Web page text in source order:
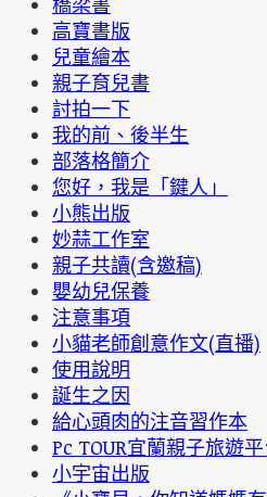
高寶書版
兒童繪本
親子育兒書
討拍一下
我的前、後半生
部落格簡介
您好，我是「鍵人」
小熊出版
妙蒜工作室
親子共讀(含邀稿)
嬰幼兒保養
注意事項
小貓老師創意作文(直播)
使用說明
誕生之因
給心頭肉的注音習作本
Pc TOUR宜蘭親子旅遊
小宇宙出版